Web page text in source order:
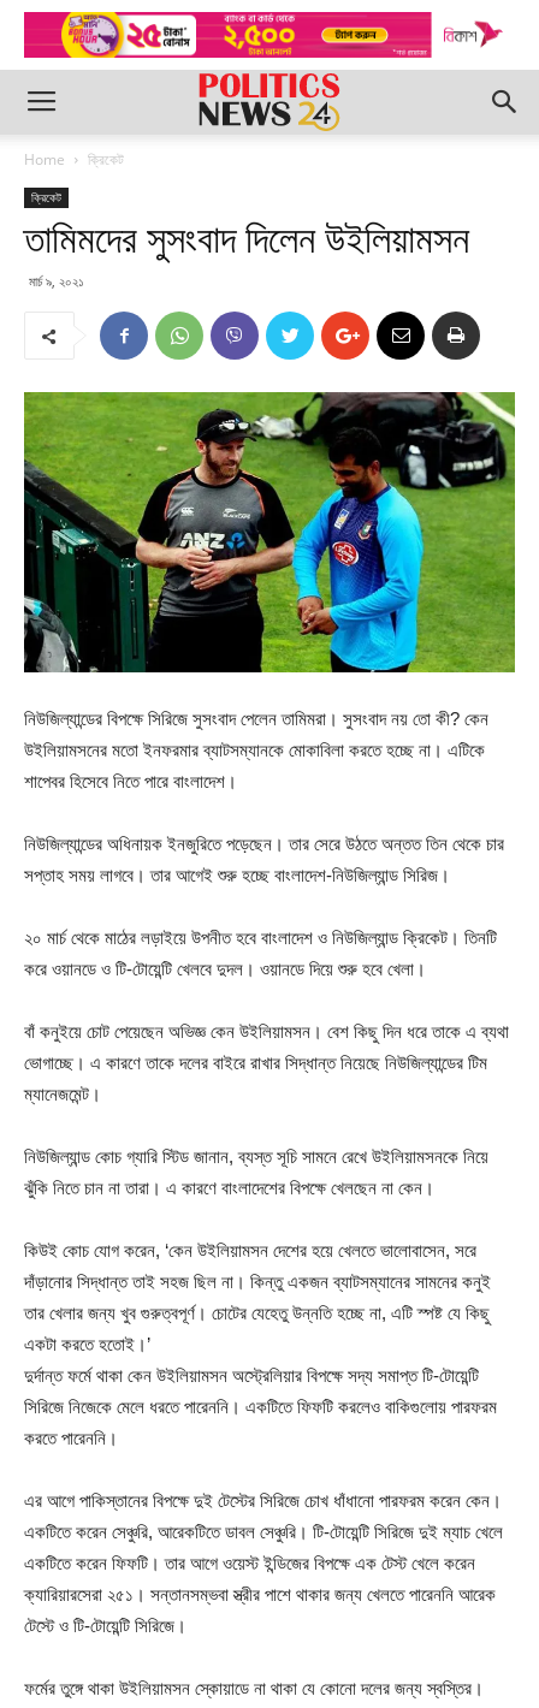
Home ক্রিকেট
ক্রিকেট
তামিমদের সুসংবাদ দিলেন উইলিয়ামসন
মার্চ ৯, ২০২১
নিউজিল্যান্ডের বিপক্ষে সিরিজে সুসংবাদ পেলেন তামিমরা। সুসংবাদ নয় তো কী? কেন
উইলিয়ামসনের মতো ইনফরমার ব্যাটসম্যানকে মোকাবিলা করতে হচ্ছে না। এটিকে
শাপেবর হিসেবে নিতে পারে বাংলাদেশ।
নিউজিল্যান্ডের অধিনায়ক ইনজুরিতে পড়েছেন। তার সেরে উঠতে অন্তত তিন থেকে চার
সপ্তাহ সময় লাগবে। তার আগেই শুরু হচ্ছে বাংলাদেশ-নিউজিল্যান্ড সিরিজ।
২০ মার্চ থেকে মাঠের লড়াইয়ে উপনীত হবে বাংলাদেশ ও নিউজিল্যান্ড ক্রিকেট। তিনটি
করে ওয়ানডে ও টি-টোয়েন্টি খেলবে দুদল। ওয়ানডে দিয়ে শুরু হবে খেলা।
বাঁ কনুইয়ে চোট পেয়েছেন অভিজ্ঞ কেন উইলিয়ামসন। বেশ কিছু দিন ধরে তাকে এ ব্যথা
ভোগাচ্ছে। এ কারণে তাকে দলের বাইরে রাখার সিদ্ধান্ত নিয়েছে নিউজিল্যান্ডের টিম
ম্যানেজমেন্ট।
নিউজিল্যান্ড কোচ গ্যারি স্টিড জানান, ব্যস্ত সূচি সামনে রেখে উইলিয়ামসনকে নিয়ে
ঝুঁকি নিতে চান না তারা। এ কারণে বাংলাদেশের বিপক্ষে খেলছেন না কেন।
কিউই কোচ যোগ করেন, ‘কেন উইলিয়ামসন দেশের হয়ে খেলতে ভালোবাসেন, সরে
দাঁড়ানোর সিদ্ধান্ত তাই সহজ ছিল না। কিন্তু একজন ব্যাটসম্যানের সামনের কনুই
তার খেলার জন্য খুব গুরুত্বপূর্ণ। চোটের যেহেতু উন্নতি হচ্ছে না, এটি স্পষ্ট যে কিছু
একটা করতে হতোই।’
দুর্দান্ত ফর্মে থাকা কেন উইলিয়ামসন অস্ট্রেলিয়ার বিপক্ষে সদ্য সমাপ্ত টি-টোয়েন্টি
সিরিজে নিজেকে মেলে ধরতে পারেননি। একটিতে ফিফটি করলেও বাকিগুলোয় পারফরম
করতে পারেননি।
এর আগে পাকিস্তানের বিপক্ষে দুই টেস্টের সিরিজে চোখ ধাঁধানো পারফরম করেন কেন।
একটিতে করেন সেঞ্চুরি, আরেকটিতে ডাবল সেঞ্চুরি। টি-টোয়েন্টি সিরিজে দুই ম্যাচ খেলে
একটিতে করেন ফিফটি। তার আগে ওয়েস্ট ইন্ডিজের বিপক্ষে এক টেস্ট খেলে করেন
ক্যারিয়ারসেরা ২৫১। সন্তানসম্ভবা স্ত্রীর পাশে থাকার জন্য খেলতে পারেননি আরেক
টেস্টে ও টি-টোয়েন্টি সিরিজে।
ফর্মের তুঙ্গে থাকা উইলিয়ামসন স্কোয়াডে না থাকা যে কোনো দলের জন্য স্বস্তির।